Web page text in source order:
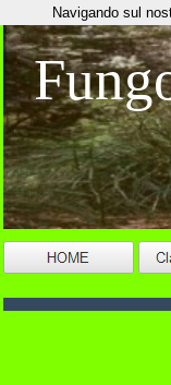
Navigando sul